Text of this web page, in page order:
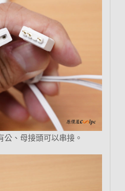
公、母接頭可以串接。